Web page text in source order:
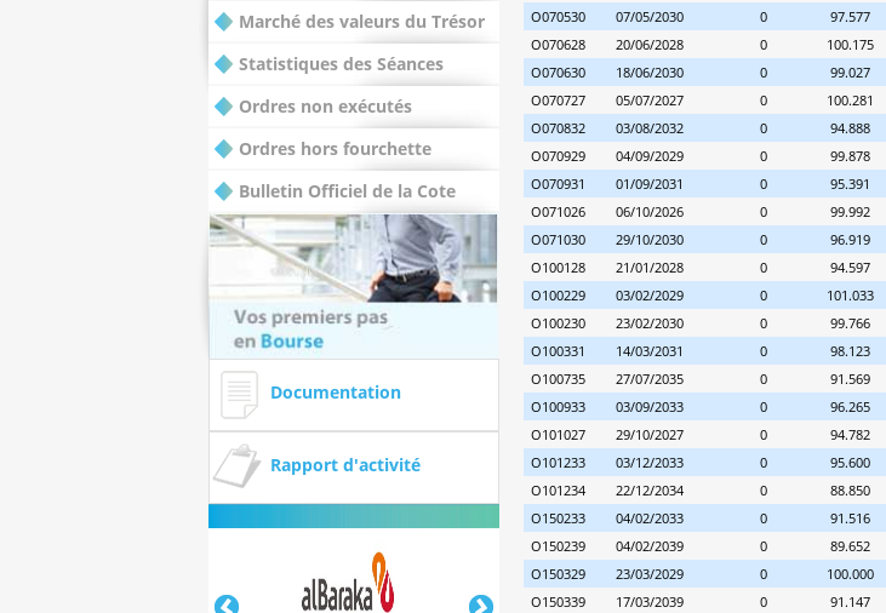
Marché des valeurs du Trésor
Statistiques des Séances
Ordres non exécutés
Ordres hors fourchette
Bulletin Officiel de la Cote
Documentation
Rapport d'activité
O070530
07/05/2030 0 97.577
O070628
20/06/2028 0 100.175
O070630
18/06/2030 0 99.027
O070727
05/07/2027 0 100.281
O070832
03/08/2032 0 94.888
O070929
04/09/2029 0 99.878
O070931
01/09/2031 0 95.391
O071026
06/10/2026 0 99.992
O071030
29/10/2030 0 96.919
O100128
21/01/2028 0 94.597
O100229
03/02/2029 0 101.033
O100230
23/02/2030 0 99.766
O100331
14/03/2031 0 98.123
O100735
27/07/2035 0 91.569
O100933
03/09/2033 0 96.265
O101027
29/10/2027 0 94.782
O101233
03/12/2033 0 95.600
O101234
22/12/2034 0 88.850
O150233
04/02/2033 0 91.516
O150239
04/02/2039 0 89.652
O150329
23/03/2029 0 100.000
O150339
17/03/2039 0 91.147